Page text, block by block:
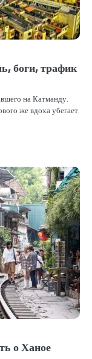
боги, трафик
на Катманду.
же вдоха убегает.
о Ханое